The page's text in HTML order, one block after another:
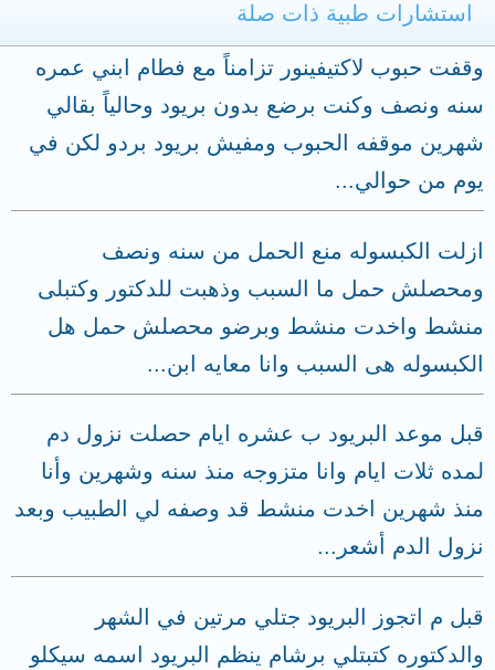
استشارات طبية ذات صلة
وقفت حبوب لاكتيفينور تزامناً مع فطام ابني عمره
سنه ونصف وكنت برضع بدون بريود وحالياً بقالي
شهرين موقفه الحبوب ومفيش بريود بردو لكن في
يوم من حوالي...
ازلت الكبسوله منع الحمل من سنه ونصف
ومحصلش حمل ما السبب وذهبت للدكتور وكتبلى
منشط واخدت منشط وبرضو محصلش حمل هل
الكبسوله هى السبب وانا معايه ابن...
قبل موعد البريود ب عشره ايام حصلت نزول دم
لمده ثلات ايام وانا متزوجه منذ سنه وشهرين وأنا
منذ شهرين اخدت منشط قد وصفه لي الطبيب وبعد
نزول الدم أشعر...
قبل م اتجوز البريود جتلي مرتين في الشهر
والدكتوره كتبتلي برشام ينظم البريود اسمه سيكلو